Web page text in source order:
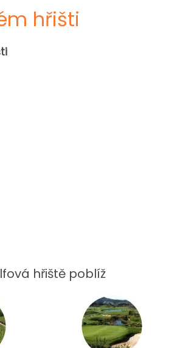
hřišti
hřiště poblíž